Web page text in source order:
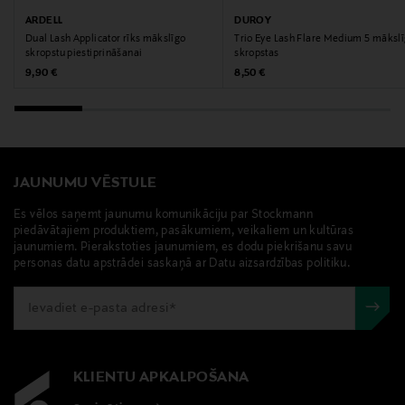
ARDELL
Dual Lash Applicator rīks mākslīgo
skropstu piestiprināšanai
Original Price
9,90 €
DUROY
Trio Eye Lash Flare Medium 5
skropstas
Original Price
8,50 €
JAUNUMU VĒSTULE
Es vēlos saņemt jaunumu komunikāciju par Stockmann
piedāvātajiem produktiem, pasākumiem, veikaliem un kultūras
jaunumiem. Pierakstoties jaunumiem, es dodu piekrišanu savu
personas datu apstrādei saskaņā ar Datu aizsardzības politiku.
KLIENTU APKALPOŠANA